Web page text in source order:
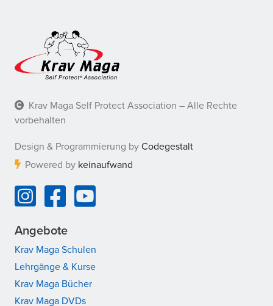
Krav Maga Self Protect Association – Alle Rechte
vorbehalten
Design & Programmierung by Codegestalt
Powered by keinaufwand
Angebote
Krav Maga Schulen
Lehrgänge & Kurse
Krav Maga Bücher
Krav Maga DVDs